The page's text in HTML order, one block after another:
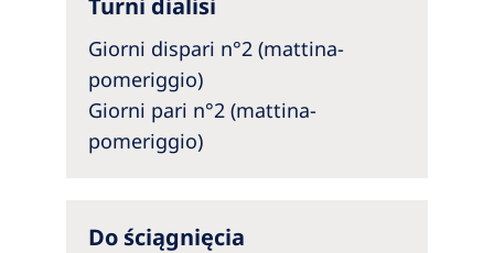
United Kingdom
Asia Pacific
Asia Pacific
Australia
Turni dialisi
Giorni dispari n°2 (mattina-
pomeriggio)
Giorni pari n°2 (mattina-
pomeriggio)
Do ściągnięcia